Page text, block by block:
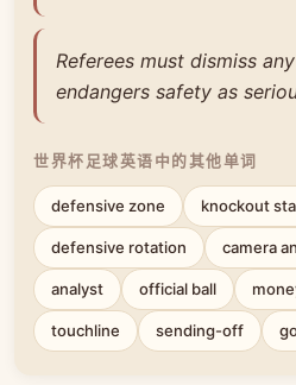
Referees must dismiss
endangers safety as
世界杯足球英语中的其他单词
defensive zone knockout
defensive rotation camera
analyst official ball
touchline sending-off